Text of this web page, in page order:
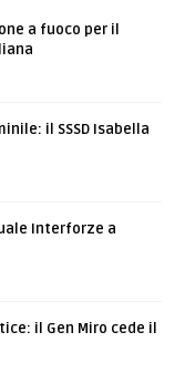
a fuoco per il
il SSSD Isabella
Interforze a
il Gen Miro cede il